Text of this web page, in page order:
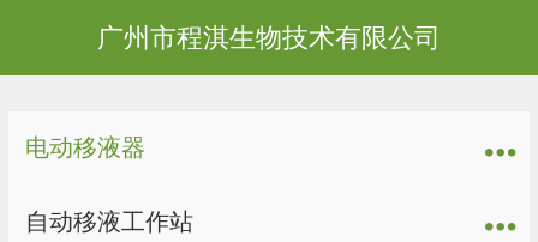
广州市程淇生物技术有限公司
电动移液器
自动移液工作站